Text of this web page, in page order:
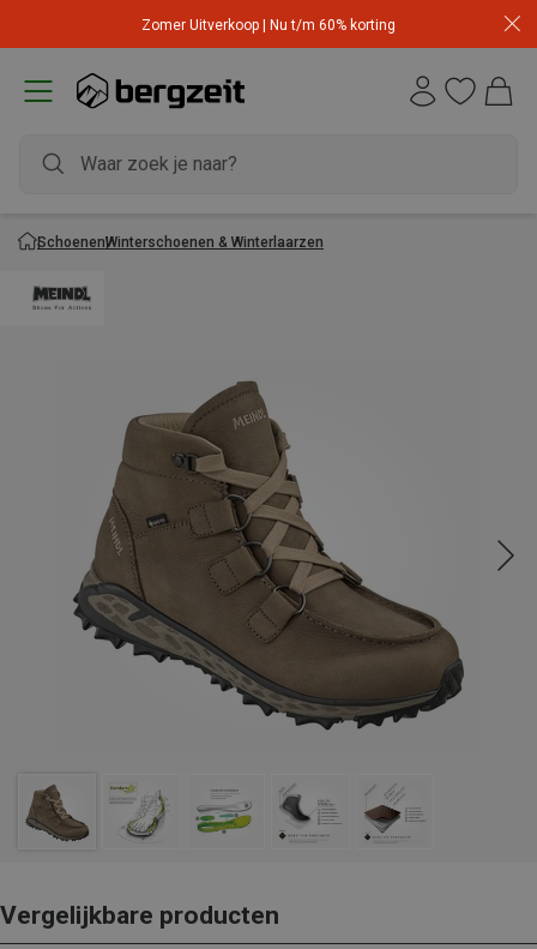
Zomer Uitverkoop | Nu t/m 60% korting
SchoenenWinterschoenen & Winterlaarzen
Vergelijkbare producten